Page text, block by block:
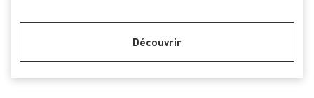
Découvrir